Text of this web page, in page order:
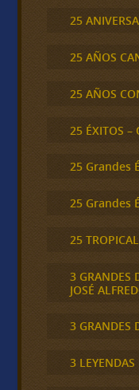
25
25 AÑOS
25 AÑOS
25 ÉXITOS –
25 Grandes
25 Grandes
25
3 GRANDES
JOSÉ
3 GRANDES
3